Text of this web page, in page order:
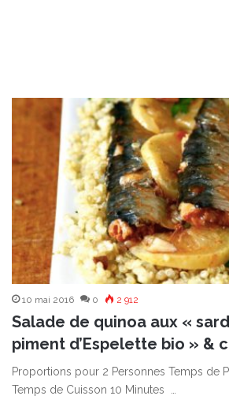
10 mai 2016 0 2 912
Salade de quinoa aux «
piment d’Espelette bio » &
Proportions pour 2 Personnes Temps de
Temps de Cuisson 10 Minutes …